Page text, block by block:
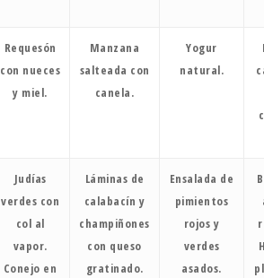
Requesón
con nueces
y miel.
Manzana
salteada con
canela.
Yogur
natural.
Judías
verdes con
col al
vapor.
Conejo en
Láminas de
calabacín y
champiñones
con queso
gratinado.
Ensalada de
pimientos
rojos y
verdes
asados.